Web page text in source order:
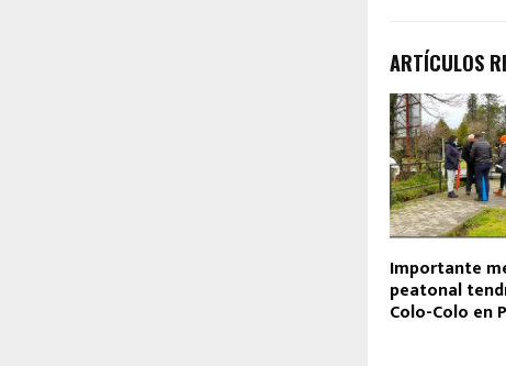
ARTÍCULOS
Importante
peatonal
Colo-Colo en